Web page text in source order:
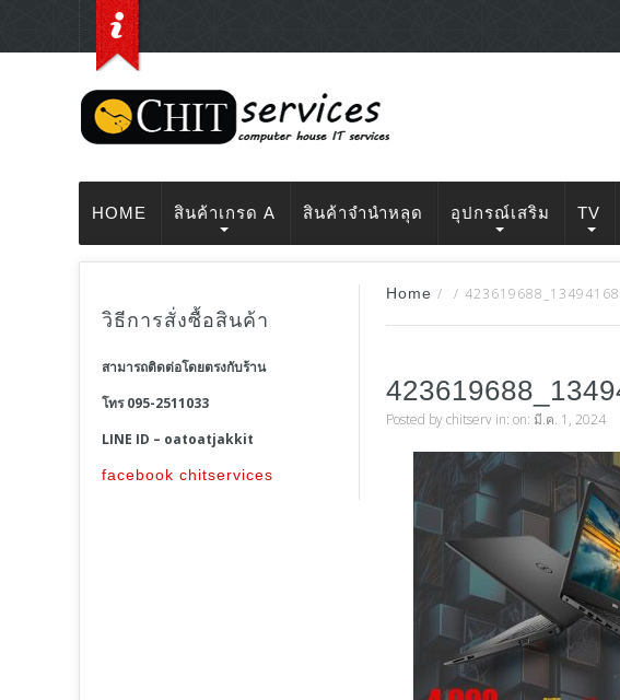
HOME สินค้าเกรด A สินค้าจำนำหลุด อุปกรณ์เสริม TV
วิธีการสั่งซื้อสินค้า
สามารถติดต่อโดยตรงกับร้าน
โทร 095-2511033
LINE ID – oatoatjakkit
facebook chitservices
Home / /
Posted bychitserv in: on: มี.ค. 1, 2024